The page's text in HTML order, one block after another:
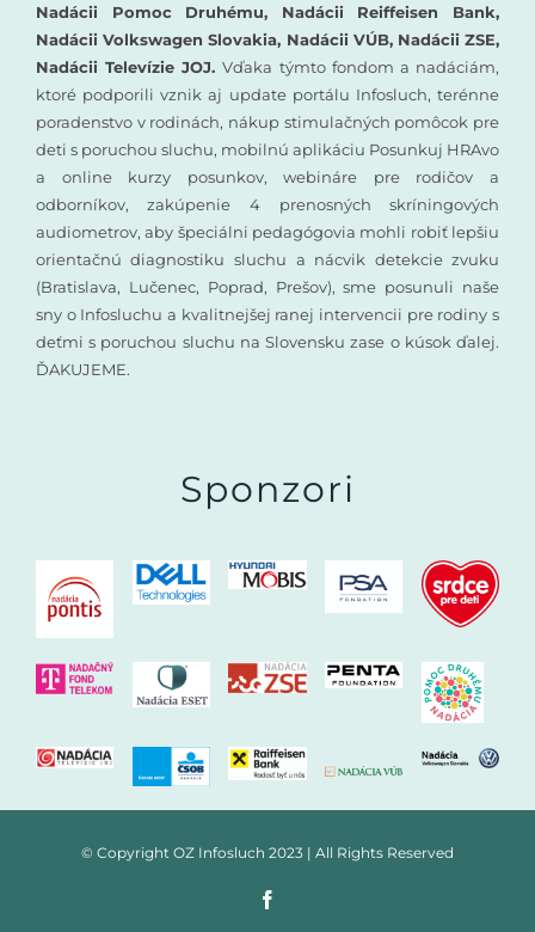
Nadácii Pomoc Druhému, Nadácii Reiffeisen Bank,
Nadácii Volkswagen Slovakia, Nadácii VÚB, Nadácii ZSE,
Nadácii Televízie JOJ.Vďaka týmto fondom a nadáciám,
ktoré podporili vznik aj update portálu Infosluch, terénne
poradenstvo v rodinách, nákup stimulačných pomôcok pre
deti s poruchou sluchu, mobilnú aplikáciu Posunkuj HRAvo
a online kurzy posunkov, webináre pre rodičov a
odborníkov, zakúpenie 4 prenosných skríningových
audiometrov, aby špeciálni pedagógovia mohli robiť lepšiu
orientačnú diagnostiku sluchu a nácvik detekcie zvuku
(Bratislava, Lučenec, Poprad, Prešov), sme posunuli naše
sny o Infosluchu a kvalitnejšej ranej intervencii pre rodiny s
deťmi s poruchou sluchu na Slovensku zase o kúsok ďalej.
ĎAKUJEME.
Sponzori
© Copyright OZ Infosluch 2023 | All Rights Reserved